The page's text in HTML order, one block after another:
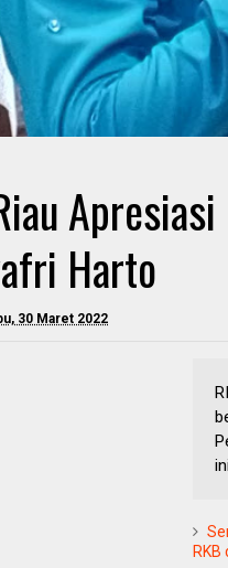
Harto
30 Maret 2022
RKB